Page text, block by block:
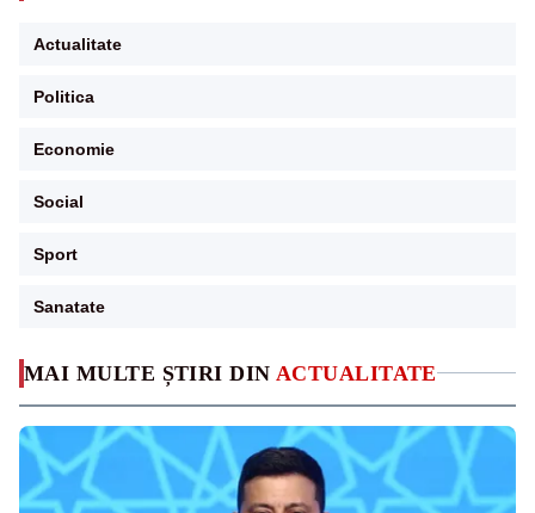
MAI MULTE ȘTIRI DIN ACTUALITATE
Actualitate
Politica
Economie
Social
Sport
Sanatate